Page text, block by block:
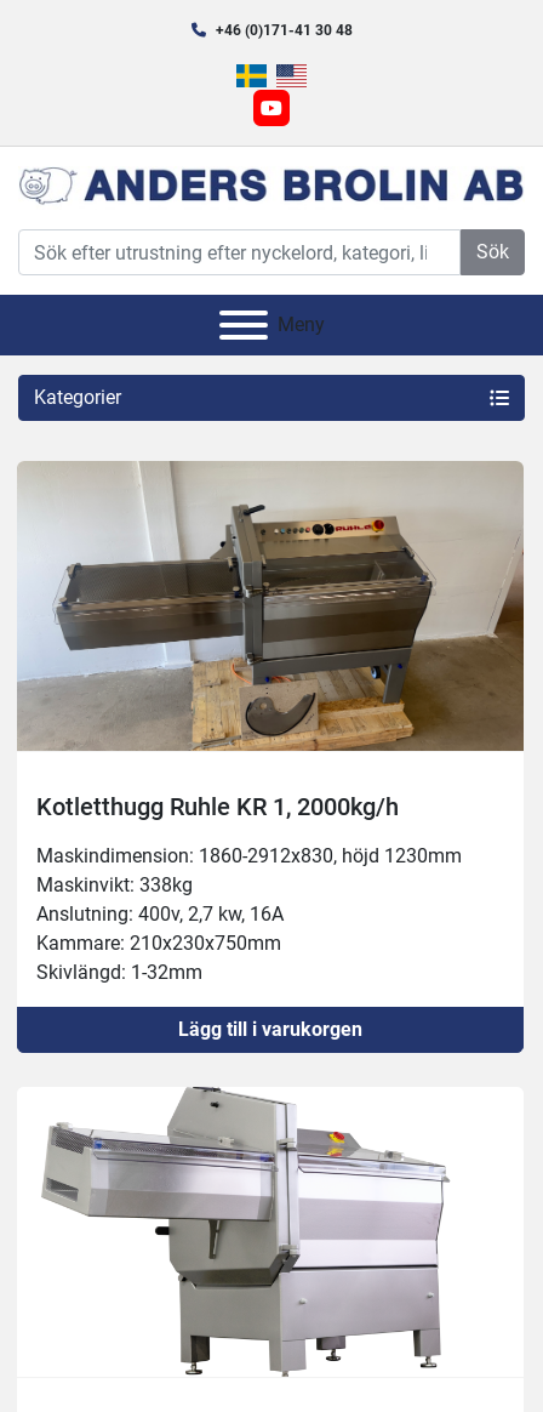
+46 (0)171-41 30 48
youtube
Sök
Meny
Kategorier
Kotletthugg Ruhle KR 1, 2000kg/h
Maskindimension: 1860-2912x830, höjd 1230mm
Maskinvikt: 338kg
Anslutning: 400v, 2,7 kw, 16A
Kammare: 210x230x750mm
Skivlängd: 1-32mm
Kapacitet: 2000kg/h
Temperatur: -4 till +80cLägg till i varukorgen